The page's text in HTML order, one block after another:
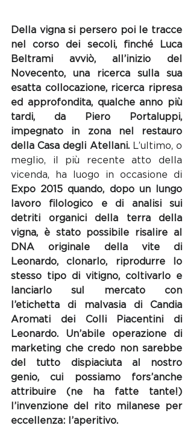
Della vigna si persero poi le tracce
nel corso dei secoli, finché Luca
Beltrami avviò, all’inizio del
Novecento, una ricerca sulla sua
esatta collocazione, ricerca ripresa
ed approfondita, qualche anno più
tardi, da Piero Portaluppi,
impegnato in zona nel restauro
della Casa degli Atellani. L’ultimo, o
meglio, il più recente atto della
Expo 2015 quando, dopo un lungo
lavoro filologico e di analisi sui
detriti organici della terra della
vigna, è stato possibile risalire al
DNA originale della vite di
Leonardo, clonarlo, riprodurre lo
stesso tipo di vitigno, coltivarlo e
lanciarlo sul mercato con
l’etichetta di malvasia di Candia
Aromati dei Colli Piacentini di
Leonardo. Un’abile operazione di
marketing che credo non sarebbe
del tutto dispiaciuta al nostro
genio, cui possiamo fors’anche
attribuire (ne ha fatte tante!)
l’invenzione del rito milanese per
eccellenza: l’aperitivo.